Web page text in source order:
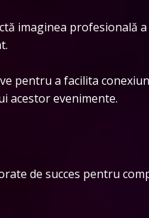
imaginea profesională
pentru a facilita
acestor evenimente.
de succes pentru